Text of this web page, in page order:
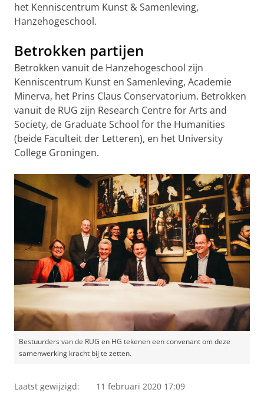
het Kenniscentrum Kunst & Samenleving,
Hanzehogeschool.
Betrokken partijen
Betrokken vanuit de Hanzehogeschool zijn
Kenniscentrum Kunst en Samenleving, Academie
Minerva, het Prins Claus Conservatorium. Betrokken
vanuit de RUG zijn Research Centre for Arts and
Society, de Graduate School for the Humanities
(beide Faculteit der Letteren), en het University
College Groningen.
Bestuurders van de RUG en HG tekenen een convenant om deze
samenwerking kracht bij te zetten.
Laatst gewijzigd: 11 februari 2020 17:09